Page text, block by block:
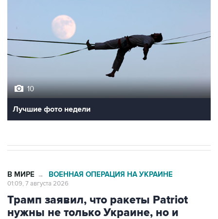
10
Лучшие фото недели
В МИРЕ → ВОЕННАЯ ОПЕРАЦИЯ НА УКРАИНЕ
01:09, 7 августа 2026
Трамп заявил, что ракеты Patriot
нужны не только Украине, но и